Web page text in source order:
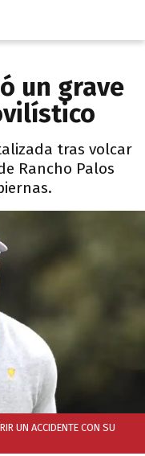
un grave
tras volcar
Rancho Palos
UN ACCIDENTE CON SU